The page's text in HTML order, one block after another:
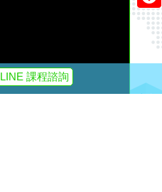
LINE 課程諮詢